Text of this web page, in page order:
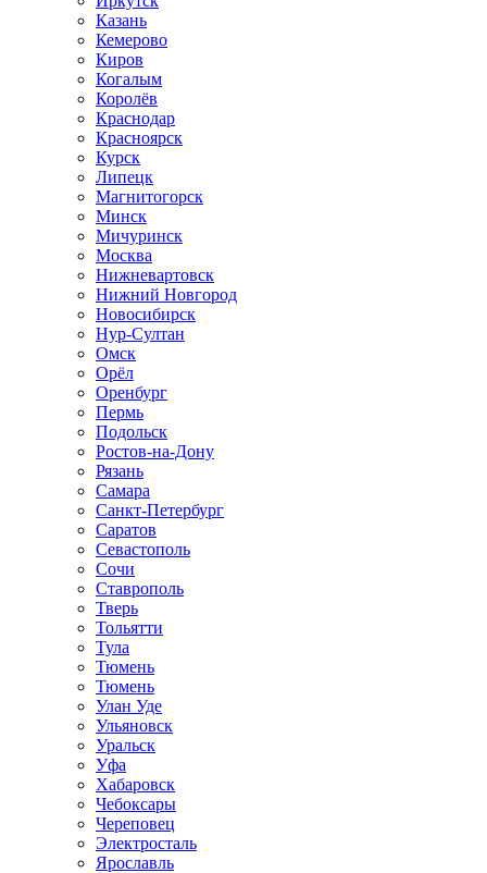
Казань
Кемерово
Киров
Когалым
Королёв
Краснодар
Красноярск
Курск
Липецк
Магнитогорск
Минск
Мичуринск
Москва
Нижневартовск
Нижний Новгород
Новосибирск
Нур-Султан
Омск
Орёл
Оренбург
Пермь
Подольск
Ростов-на-Дону
Рязань
Самара
Санкт-Петербург
Саратов
Севастополь
Сочи
Ставрополь
Тверь
Тольятти
Тула
Тюмень
Тюмень
Улан Уде
Ульяновск
Уральск
Уфа
Хабаровск
Чебоксары
Череповец
Электросталь
Ярославль